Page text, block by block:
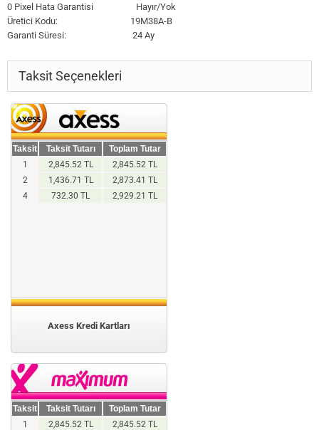
0 Pixel Hata Garantisi Hayır/Yok
Üretici Kodu: 19M38A-B
Garanti Süresi: 24 Ay
Taksit Seçenekleri
Taksit Taksit Tutarı
Toplam Tutar
1
2,845.52 TL
2,845.52 TL
2
1,436.71 TL
2,873.41 TL
4
732.30 TL 2,929.21 TL
Axess Kredi Kartları
Taksit Taksit Tutarı
Toplam Tutar
1
2,845.52 TL
2,845.52 TL